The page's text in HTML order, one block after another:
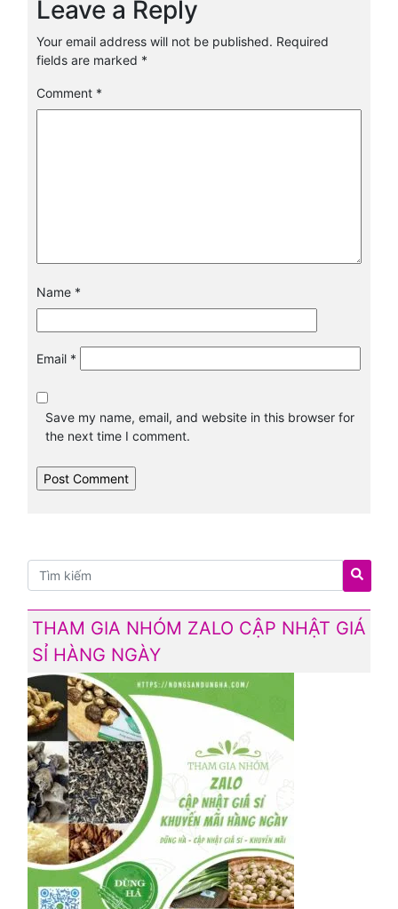
Leave a Reply
Your email address will not be published. Required
fields are marked *
Comment *
Name *
Email *
Save my name, email, and website in this browser for
the next time I comment.
THAM GIA NHÓM ZALO CẬP NHẬT GIÁ
SỈ HÀNG NGÀY